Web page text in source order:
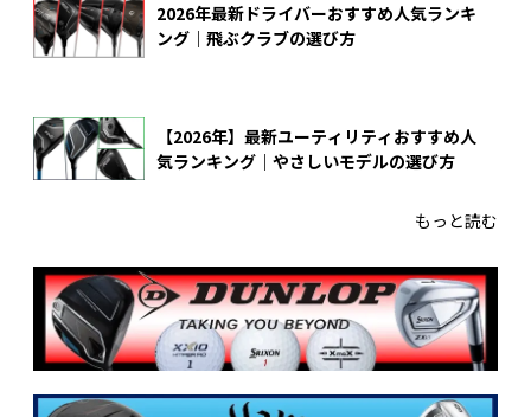
2026年最新ドライバーおすすめ人気ランキ
ング｜飛ぶクラブの選び方
【2026年】最新ユーティリティおすすめ人
気ランキング｜やさしいモデルの選び方
もっと読む